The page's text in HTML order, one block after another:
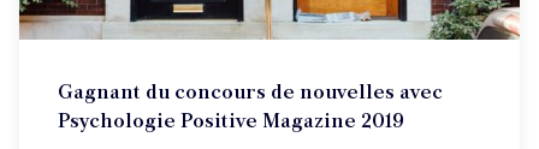
Gagnant du concours de nouvelles avec
Psychologie Positive Magazine 2019